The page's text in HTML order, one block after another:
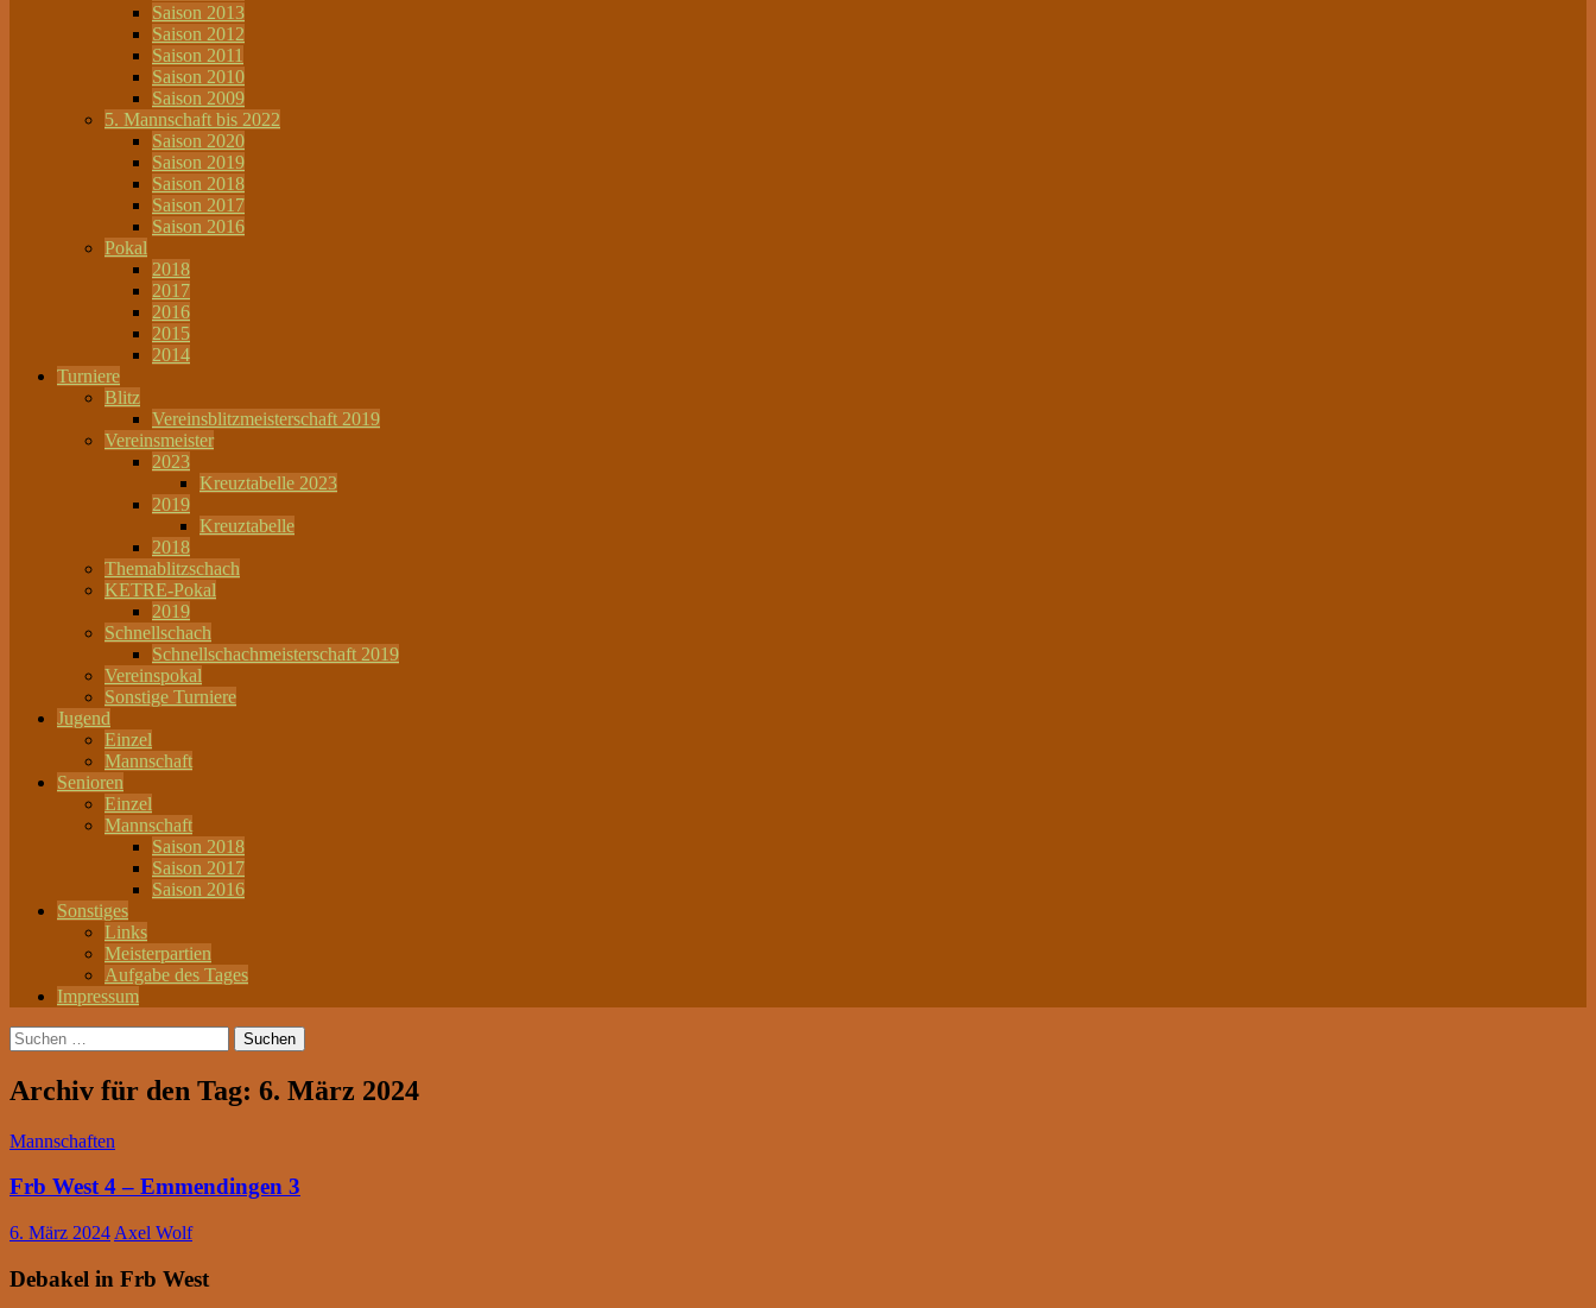
Saison 2013
Saison 2012
Saison 2011
Saison 2010
Saison 2009
5. Mannschaft bis 2022
Saison 2020
Saison 2019
Saison 2018
Saison 2017
Saison 2016
Pokal
2018
2017
2016
2015
2014
Turniere
Blitz
Vereinsblitzmeisterschaft 2019
Vereinsmeister
2023
Kreuztabelle 2023
2019
Kreuztabelle
2018
Themablitzschach
KETRE-Pokal
2019
Schnellschach
Schnellschachmeisterschaft 2019
Vereinspokal
Sonstige Turniere
Jugend
Einzel
Mannschaft
Senioren
Einzel
Mannschaft
Saison 2018
Saison 2017
Saison 2016
Sonstiges
Links
Meisterpartien
Aufgabe des Tages
Impressum
Suchen
nach:
Archiv für den Tag: 6. März 2024
Mannschaften
Frb West 4 – Emmendingen 3
6. März 2024 Axel Wolf
Debakel in Frb West